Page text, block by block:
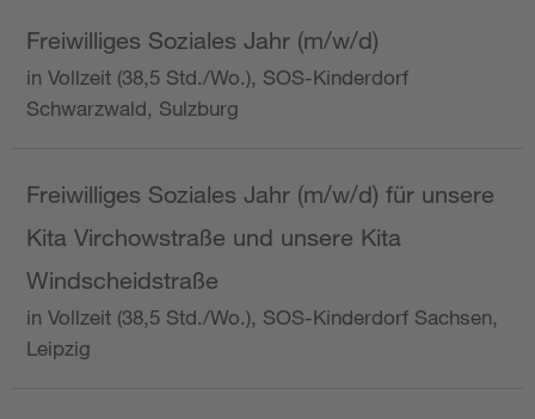
Freiwilliges Soziales Jahr (m/w/d)
in Vollzeit (38,5 Std./Wo.), SOS-Kinderdorf
Schwarzwald, Sulzburg
Freiwilliges Soziales Jahr (m/w/d) für unsere
Kita Virchowstraße und unsere Kita
Windscheidstraße
in Vollzeit (38,5 Std./Wo.), SOS-Kinderdorf Sachsen,
Leipzig